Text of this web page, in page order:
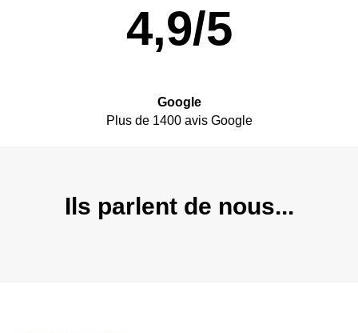
4,9/5
Google
Plus de 1400 avis Google
Ils parlent de nous...